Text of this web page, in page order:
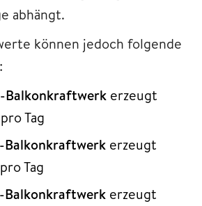
abhängt.
können jedoch folgende
erzeugt
Tag
erzeugt
Tag
erzeugt